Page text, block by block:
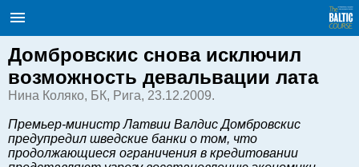
Балтийский курс. Новости и
аналитика
English
Очерки по новейшей истории
Латвии
Домбровскис снова исключил
возможность девальвации лата
Нина Коляко, БК, Рига, 23.12.2009.
Премьер-министр Латвии Валдис Домбровскис
предупредил шведские банки о том, что
продолжающиеся ограничения в кредитовании